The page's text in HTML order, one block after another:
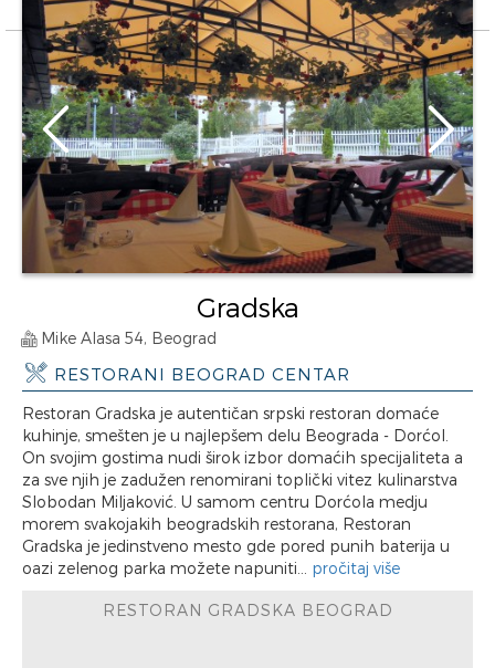
Gradska
Mike Alasa 54, Beograd
RESTORANI BEOGRAD CENTAR
Restoran Gradska je autentičan srpski restoran domaće
kuhinje, smešten je u najlepšem delu Beograda - Dorćol.
On svojim gostima nudi širok izbor domaćih specijaliteta a
za sve njih je zadužen renomirani toplički vitez kulinarstva
Slobodan Miljaković. U samom centru Dorćola medju
morem svakojakih beogradskih restorana, Restoran
Gradska je jedinstveno mesto gde pored punih baterija u
oazi zelenog parka možete napuniti... pročitaj više
RESTORAN GRADSKA BEOGRAD